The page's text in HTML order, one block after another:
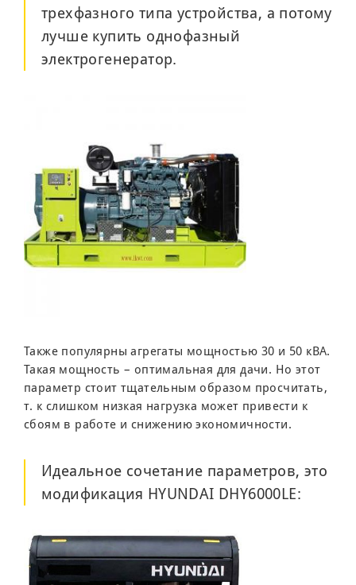
трехфазного типа устройства, а потому
лучше купить однофазный
электрогенератор.
Также популярны агрегаты мощностью 30 и 50 кВА.
Такая мощность – оптимальная для дачи. Но этот
параметр стоит тщательным образом просчитать,
т. к слишком низкая нагрузка может привести к
сбоям в работе и снижению экономичности.
Идеальное сочетание параметров, это
модификация HYUNDAI DHY6000LE: